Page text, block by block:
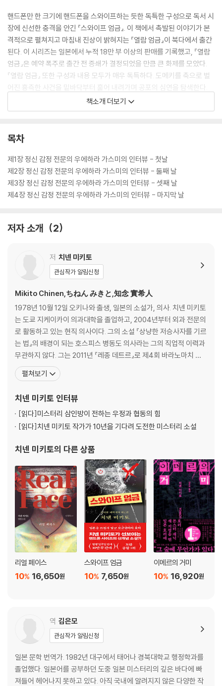
핸드폰만 한 크기에 핸드폰을 스와이프하는 듯한 독특한 구성으로 독서 시
장에 신선한 충격을 안긴 『스와이프 엄금』. 이 책에서 촉발된 이야기가 본
격적으로 펼쳐지고 마침내 진상이 밝혀지는 『열람 엄금』이 북다에서 출간
된다. 이 시리즈는 일본에서 누적 18만 부 이상의 판매를 기록했고, 『열람
엄금』은 예약 폭주로 출간 전 증쇄가 결정되었을 만큼 큰 화제를 모았다.
『열람 엄금』 또한 구성과 내용 모두가 매우 독특하다. 도메키를 축으로 벌
어진 흉측한 사건을 밑바닥부터 훑어 내려가며 공포의 심연을 탐색한다.
사건의 진상을 좇을수록 처음에는 무관해 보였던 이야기들이 하나로 연결
되며 강렬한 반전을 완성한다. 치넨 미키토의 작가로서의 노련함과 치밀함
냥한 저승사자를 기르는 법』 등 미스터리, 판타지, 로맨스, 힐링, 호러까지
여러 분야에서 유감없이 실력을 발휘 중인 중견 작가다. 총 다섯 번 서점대
상 후보에 오른 그는 ‘포스트 히가시노 게이고’로도 불린다. 소설가 겸 현직
내과 전문의라는 독특한 이력을 보유하고 있는데, 자신이 쌓은 여러 경험
는 사건에도 깊은 흥미를 품고 있다는 치넨 미키토. 공존할 수 없을 듯 보이
호러 도전이라는 점만으로도 반드시 읽어 볼 만하다.
책소개 더보기
목차
제1장 정신 감정 전문의 우에하라 가스미의 인터뷰 - 첫날
제2장 정신 감정 전문의 우에하라 가스미의 인터뷰 - 둘째 날
제3장 정신 감정 전문의 우에하라 가스미의 인터뷰 - 셋째 날
제4장 정신 감정 전문의 우에하라 가스미의 인터뷰 - 마지막 날
저자 소개 2
저 치넨 미키토
관심작가 알림신청
Mikito Chinen,ちねん みきと,知念 實希人
1978년 10월 12일 오키나와 출생, 일본의 소설가, 의사. 치넨 미키토
는 도쿄 지케이카이 의과대학을 졸업하고, 2004년부터 외과 전문의
로 활동하고 있는 현직 의사이다. 그의 소설 『상냥한 저승사자를 기르
는 법』의 배경이 되는 호스피스 병동도 의사라는 그의 직업적 이력과
무관하지 않다. 그는 2011년 『레종 데트르』로 제4회 바라노마치 후
쿠야마 미스터리 문학신인상을 수상하며 데뷔하였고, 이 작품은 201
2년 『누구를 위한 칼날』로 개정되어 재출간된 바 있다. 주요 작품으로
위한 유괴』, 『시한병동』,
펼쳐보기
치넨 미키토 인터뷰
[읽다]미스터리 삼인방이 전하는 우정과 협동의 힘
[읽다]치넨 미키토 작가가 10년을 기다려 도전한 미스터리 소설
치넨 미키토의 다른 상품
리얼 페이스
16,650원
10%
스와이프 엄금
7,650원
10%
이메르의 거미
16,920원
10%
역 김은모
관심작가 알림신청
일본 문학 번역가. 1982년 대구에서 태어나 경북대학교 행정학과를
졸업했다. 일본어를 공부하던 도중 일본 미스터리의 깊은 바다에 빠
져들어 헤어나지 못하고 있다. 아직 국내에 알려지지 않은 다양한 작